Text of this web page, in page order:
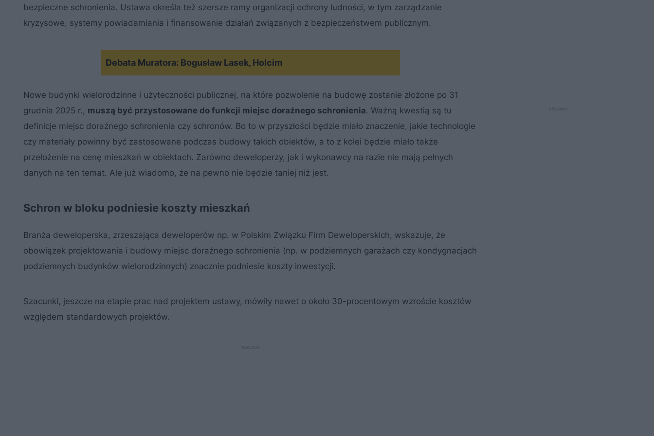
bezpieczne schronienia. Ustawa określa też szersze ramy organizacji ochrony ludności, w tym zarządzanie
kryzysowe, systemy powiadamiania i finansowanie działań związanych z bezpieczeństwem publicznym.
Debata Muratora: Bogusław Lasek, Holcim
Nowe budynki wielorodzinne i użyteczności publicznej, na które pozwolenie na budowę zostanie złożone po 31
grudnia 2025 r., muszą być przystosowane do funkcji miejsc doraźnego schronienia. Ważną kwestią są tu
definicje miejsc doraźnego schronienia czy schronów. Bo to w przyszłości będzie miało znaczenie, jakie technologie
czy materiały powinny być zastosowane podczas budowy takich obiektów, a to z kolei będzie miało także
przełożenie na cenę mieszkań w obiektach. Zarówno deweloperzy, jak i wykonawcy na razie nie mają pełnych
danych na ten temat. Ale już wiadomo, że na pewno nie będzie taniej niż jest.
Schron w bloku podniesie koszty mieszkań
Branża deweloperska, zrzeszająca deweloperów np. w Polskim Związku Firm Deweloperskich, wskazuje, że
obowiązek projektowania i budowy miejsc doraźnego schronienia (np. w podziemnych garażach czy kondygnacjach
podziemnych budynków wielorodzinnych) znacznie podniesie koszty inwestycji.
Szacunki, jeszcze na etapie prac nad projektem ustawy, mówiły nawet o około 30-procentowym wzroście kosztów
względem standardowych projektów.